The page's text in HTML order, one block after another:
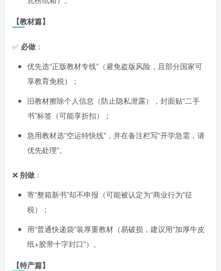
【教材篇】
✅ 必做 ：
优先选“正版教材专线”（避免盗版风险，且部分国家可
享教育免税）；
旧教材擦除个人信息（防止隐私泄露），封面贴“二手
书”标签（可能享折扣）；
急用教材选“空运特快线”，并在备注栏写“开学急需，请
优先处理”。
❌别做 ：
寄“整箱新书”却不申报（可能被认定为“商业行为”征
税）；
用“普通快递袋”装厚重教材（易破损，建议用“加厚牛皮
纸+胶带十字封口”）。
【特产篇】